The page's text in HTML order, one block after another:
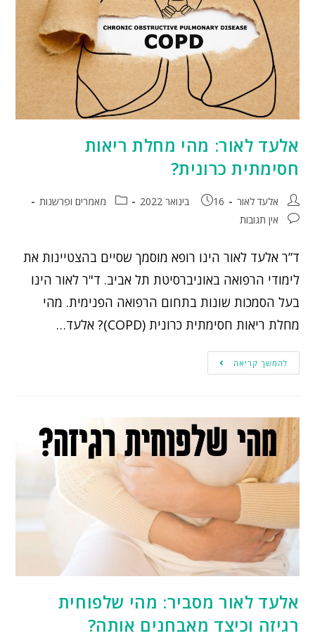
אלעד לאור: מהי מחלת ריאות
חסימתית כרונית?
אלעד לאור 16 בינואר 2022
מאמרים ופרשנות
אין תגובות
ד”ר אלעד לאור הינו רופא מוסמך שסיים בהצטיינות את
לימודי הרפואה באוניברסיטת תל אביב. ד"ר לאור הינו
בעל הסמכות שונות בתחום הרפואה הפנימית. מהי
מחלת ריאות חסימתית כרונית (COPD)? אלעד…
להמשך קריאה
אלעד לאור מסביר: מהי שלפוחית
רגיזה וכיצד מאבחנים אותה?